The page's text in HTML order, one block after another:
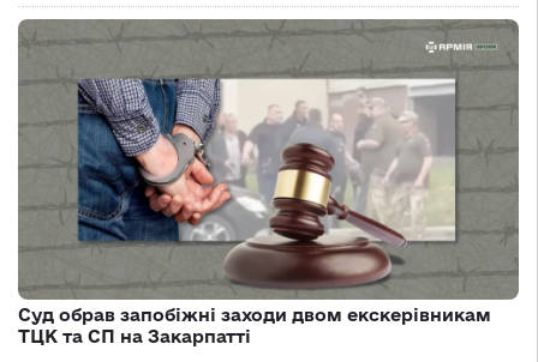
Суд обрав запобіжні заходи двом екскерівникам
ТЦК та СП на Закарпатті